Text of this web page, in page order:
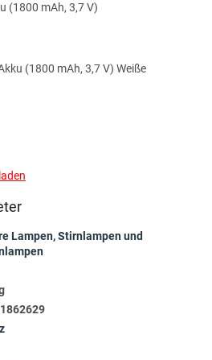
(1800 mAh, 3,7 V)
(1800 mAh, 3,7 V) Weiße
Lampen, Stirnlampen und